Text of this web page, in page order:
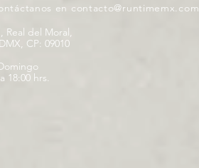
en contacto@runtimemx.com
Real del Moral,
CP: 09010
18:00 hrs.